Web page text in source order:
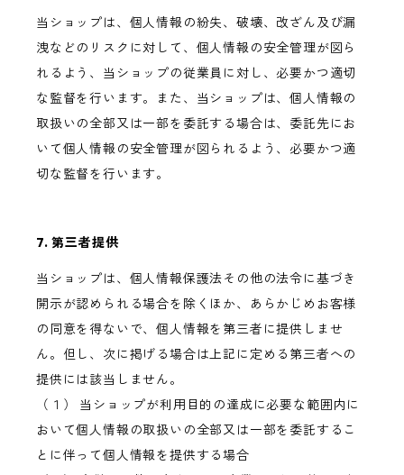
当ショップは、個人情報の紛失、破壊、改ざん及び漏
洩などのリスクに対して、個人情報の安全管理が図ら
れるよう、当ショップの従業員に対し、必要かつ適切
な監督を行います。また、当ショップは、個人情報の
取扱いの全部又は一部を委託する場合は、委託先にお
いて個人情報の安全管理が図られるよう、必要かつ適
切な監督を行います。
7. 第三者提供
当ショップは、個人情報保護法その他の法令に基づき
開示が認められる場合を除くほか、あらかじめお客様
の同意を得ないで、個人情報を第三者に提供しませ
ん。但し、次に掲げる場合は上記に定める第三者への
提供には該当しません。
（１） 当ショップが利用目的の達成に必要な範囲内に
おいて個人情報の取扱いの全部又は一部を委託するこ
とに伴って個人情報を提供する場合